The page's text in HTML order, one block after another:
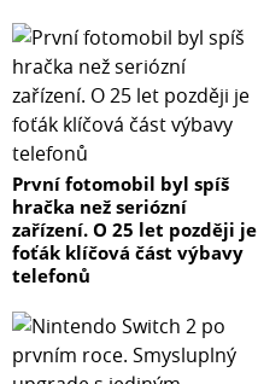
První fotomobil byl spíš
hračka než seriózní
zařízení. O 25 let později je
foťák klíčová část výbavy
telefonů